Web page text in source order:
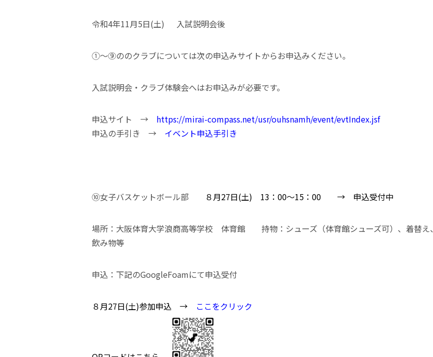
令和4年11月5日(土) 入試説明会後
①～⑨ののクラブについては次の申込みサイトからお申込みください。
入試説明会・クラブ体験会へはお申込みが必要です。
申込サイト → https://mirai-compass.net/usr/ouhsnamh/event/evtIndex.jsf
申込の手引き → イベント申込手引き
⑩女子バスケットボール部 ８月27日(土) 13：00～15：00 → 申込受付中
場所：大阪体育大学浪商高等学校 体育館 持物：シューズ（体育館シューズ可）、着替え、
飲み物等
申込：下記のGoogleFoamにて申込受付
８月27日(土)参加申込 → ここをクリック